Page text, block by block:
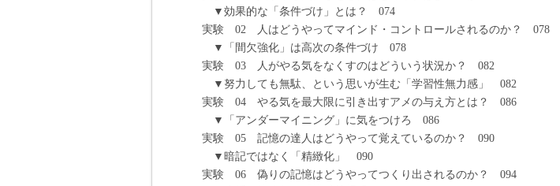
▼効果的な「条件づけ」とは？ 074
実験 02 人はどうやってマインド・コントロールされるのか？ 078
▼「間欠強化」は高次の条件づけ 078
実験 03 人がやる気をなくすのはどういう状況か？ 082
▼努力しても無駄、という思いが生む「学習性無力感」 082
実験 04 やる気を最大限に引き出すアメの与え方とは？ 086
▼「アンダーマイニング」に気をつけろ 086
実験 05 記憶の達人はどうやって覚えているのか？ 090
▼暗記ではなく「精緻化」 090
実験 06 偽りの記憶はどうやってつくり出されるのか？ 094